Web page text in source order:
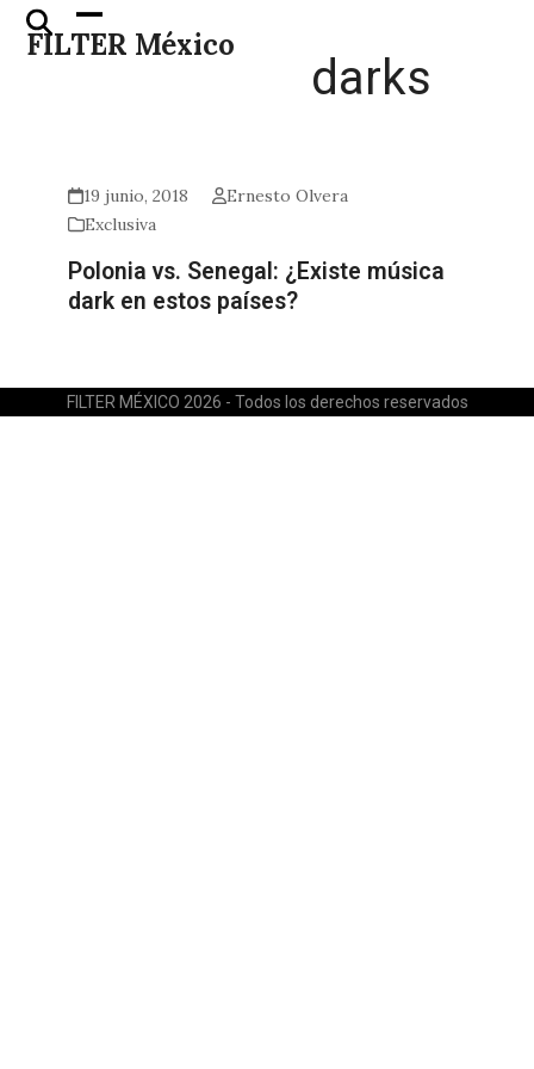
Skip
FILTER México
Open
mobile
Close
mobile
darks
19 junio, 2018
Ernesto Olvera
Exclusiva
Polonia vs. Senegal: ¿Existe música
dark en estos países?
FILTER MÉXICO 2026 - Todos los derechos reservados